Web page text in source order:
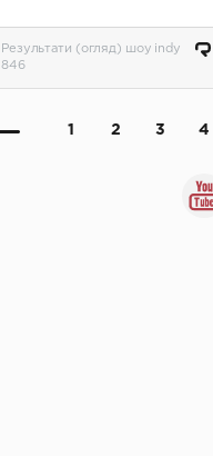
Результати (огляд) шоу indy
846
1 2 3 4